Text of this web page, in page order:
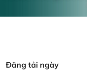
Đăng tải ngày